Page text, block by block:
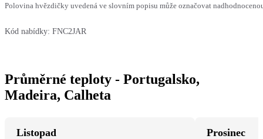
Polovina hvězdičky uvedená ve slovním popisu může označovat
Kód nabídky: FNC2JAR
Průměrné teploty - Portugalsko,
Madeira, Calheta
Listopad
Prosinec